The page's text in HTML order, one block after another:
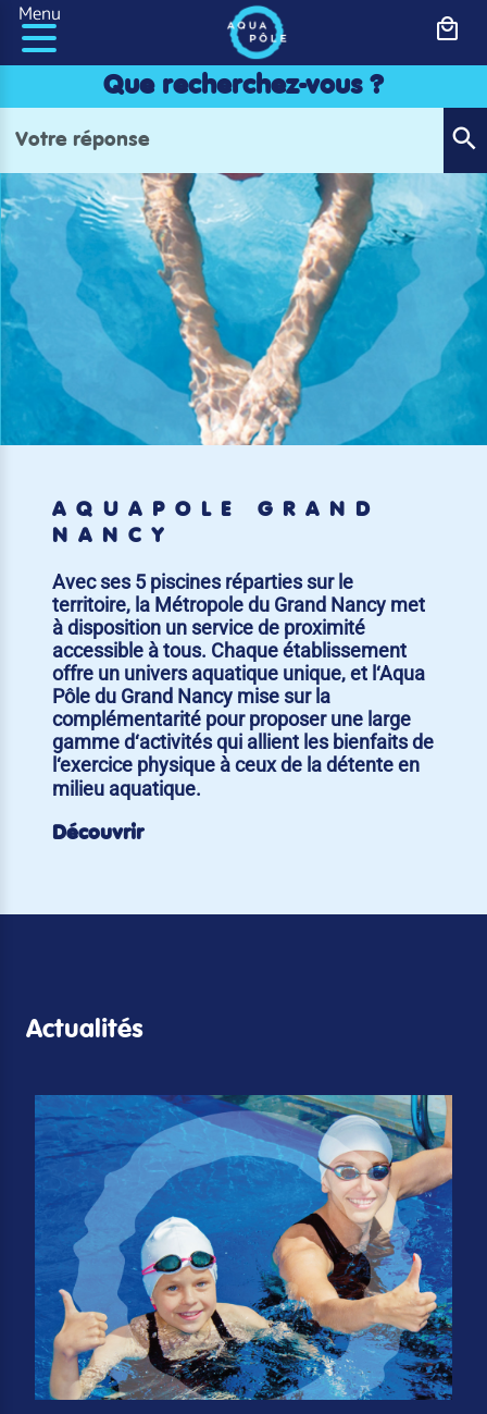
Panneau de gestion des cookies
Menu
Que recherchez-vous ?
AQUAPÔLE GRAND
NANCY
Avec ses 5 piscines réparties sur le
territoire, la Métropole du Grand Nancy met
à disposition un service de proximité
accessible à tous. Chaque établissement
offre un univers aquatique unique, et l‘Aqua
Pôle du Grand Nancy mise sur la
complémentarité pour proposer une large
gamme d‘activités qui allient les bienfaits de
l‘exercice physique à ceux de la détente en
milieu aquatique.
Découvrir
Actualités